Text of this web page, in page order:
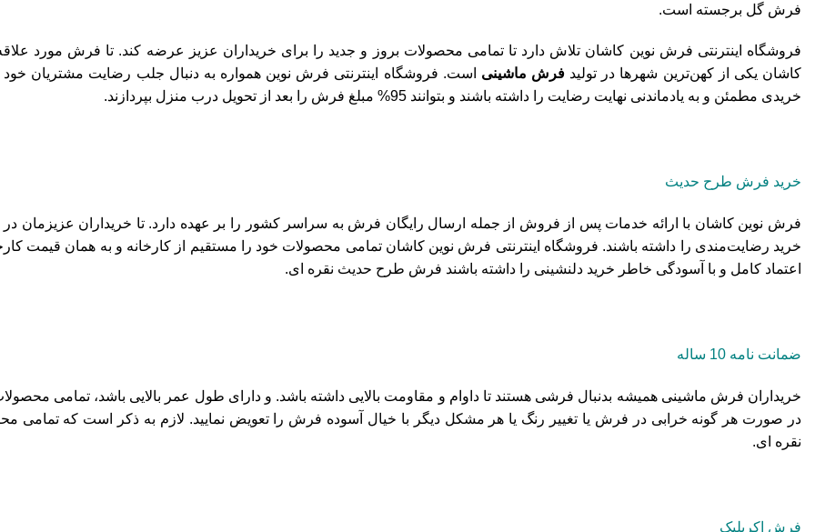
فرش گل برجسته است.
فروشگاه اینترنتی فرش نوین کاشان تلاش دارد تا تمامی محصولات بروز و جدید را برای خریداران عزیز عرضه کند. تا فرش مورد
کاشان یکی از کهن‌ترین شهرها در تولیدفرش ماشینی است. فروشگاه اینترنتی فرش نوین همواره به دنبال جلب رضایت مشتریان خود
خریدی مطمئن و به یادماندنی نهایت رضایت را داشته باشند و بتوانند 95% مبلغ فرش را بعد از تحویل درب منزل بپردازند.
خرید فرش طرح حدیث
فرش نوین کاشان با ارائه خدمات پس از فروش از جمله ارسال رایگان فرش به سراسر کشور را بر عهده دارد. تا خریداران
خرید رضایت‌مندی را داشته باشند. فروشگاه اینترنتی فرش نوین کاشان تمامی محصولات خود را مستقیم از کارخانه و به همان قیمت
اعتماد کامل و با آسودگی خاطر خرید دلنشینی را داشته باشند فرش طرح حدیث نقره ای.
ضمانت نامه 10 ساله
خریداران فرش ماشینی همیشه بدنبال فرشی هستند تا داوام و مقاومت بالایی داشته باشد. و دارای طول عمر بالایی باشد، تمامی
در صورت هر گونه خرابی در فرش یا تغییر رنگ یا هر مشکل دیگر با خیال آسوده فرش را تعویض نمایید. لازم به ذکر است که تمامی
نقره ای.
فرش اکریلیک